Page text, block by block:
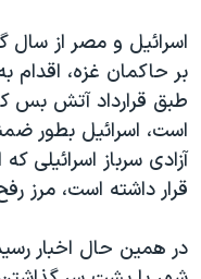
اسرائيل و مصر از سال
بر حاکمان غزه، اقدام
طبق قرارداد آتش بس
است، اسرائيل بطور
آزادی سرباز
قرار داشته است، مرز
در همين حال اخبار